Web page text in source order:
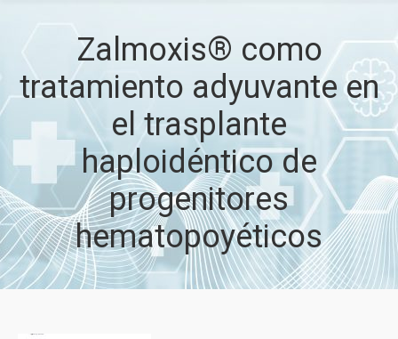
Zalmoxis® como
tratamiento adyuvante en
el trasplante
haploidéntico de
progenitores
hematopoyéticos